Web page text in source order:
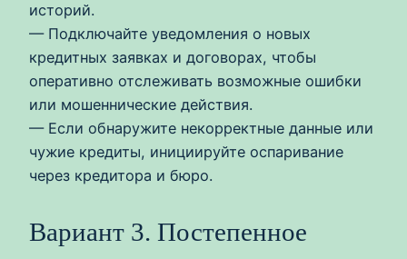
историй.
— Подключайте уведомления о новых
кредитных заявках и договорах, чтобы
оперативно отслеживать возможные ошибки
или мошеннические действия.
— Если обнаружите некорректные данные или
чужие кредиты, инициируйте оспаривание
через кредитора и бюро.
Вариант 3. Постепенное